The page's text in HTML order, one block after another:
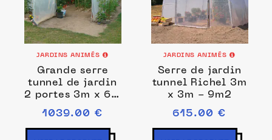
JARDINS ANIMÉS
Grande serre
tunnel de jardin
2 portes 3m x 6m
- 18m2
1039.00 €
JARDINS ANIMÉS
Serre de jardin
tunnel Richel 3m
x 3m - 9m2
615.00 €